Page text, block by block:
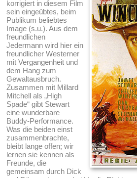
korrigiert in diesem Film
sein eingeübtes, beim
Publikum beliebtes
Image (s.u.). Aus dem
freundlichen
Jedermann wird hier ein
freundlicher Westerner
mit Vergangenheit und
dem Hang zum
Gewaltausbruch.
Zusammen mit Millard
Mitchell als „High
Spade“ gibt Stewart
eine wunderbare
Buddy-Performance.
Was die beiden einst
zusammenbrachte,
bleibt lange offen; wir
lernen sie kennen als
Freunde, die
gemeinsam durch Dick